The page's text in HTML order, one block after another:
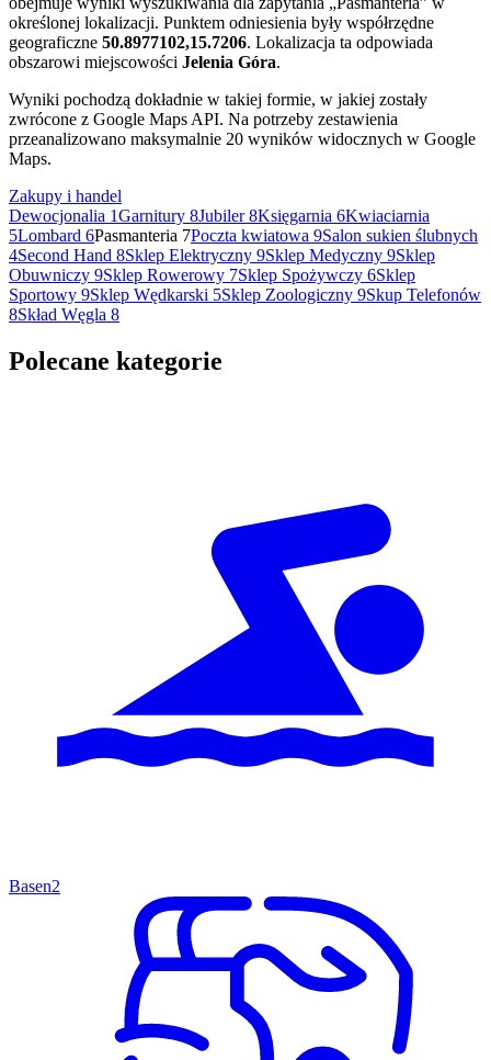
określonej lokalizacji. Punktem odniesienia były współrzędne
geograficzne 50.8977102,15.7206. Lokalizacja ta odpowiada
obszarowi miejscowości Jelenia Góra.
Wyniki pochodzą dokładnie w takiej formie, w jakiej zostały
zwrócone z Google Maps API. Na potrzeby zestawienia
przeanalizowano maksymalnie 20 wyników widocznych w Google
Maps.
Zakupy i handel
Dewocjonalia 1Garnitury 8Jubiler8Księgarnia 6Kwiaciarnia
5Lombard 6Pasmanteria 7Poczta kwiatowa 9Salon sukien ślubnych
4Second Hand 8Sklep Elektryczny 9Sklep Medyczny 9Sklep
Obuwniczy 9Sklep Rowerowy 7Sklep Spożywczy 6Sklep
Sportowy 9Sklep Wędkarski 5Sklep Zoologiczny 9Skup Telefonów
8Skład Węgla 8
Polecane kategorie
Basen2